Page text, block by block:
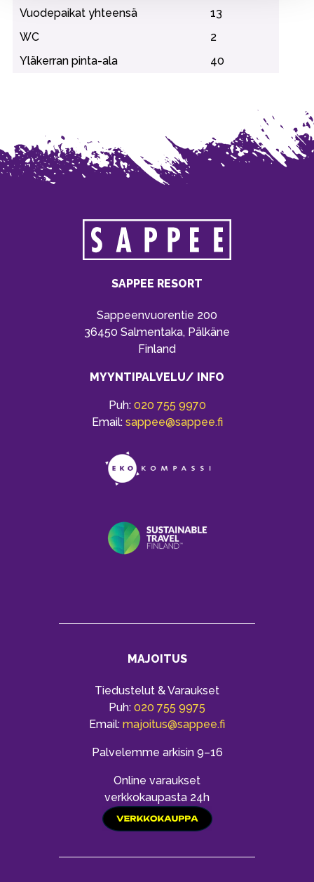
Vuodepaikat yhteensä
13
WC
2
Yläkerran pinta-ala
40
SAPPEE RESORT
Sappeenvuorentie 200
36450 Salmentaka, Pälkäne
Finland
MYYNTIPALVELU/ INFO
Puh: 020 755 9970
Email: sappee@sappee.fi
MAJOITUS
Tiedustelut & Varaukset
Puh: 020 755 9975
Email: majoitus@sappee.fi
Palvelemme arkisin 9–16
Online varaukset
verkkokaupasta 24h